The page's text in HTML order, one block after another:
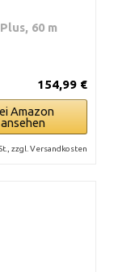
60 m
154,99 €
Amazon
ansehen
zzgl. Versandkosten